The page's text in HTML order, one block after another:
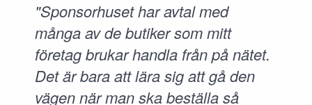
"Sponsorhuset har avtal med
många av de butiker som mitt
företag brukar handla från på nätet.
Det är bara att lära sig att gå den
vägen när man ska beställa så